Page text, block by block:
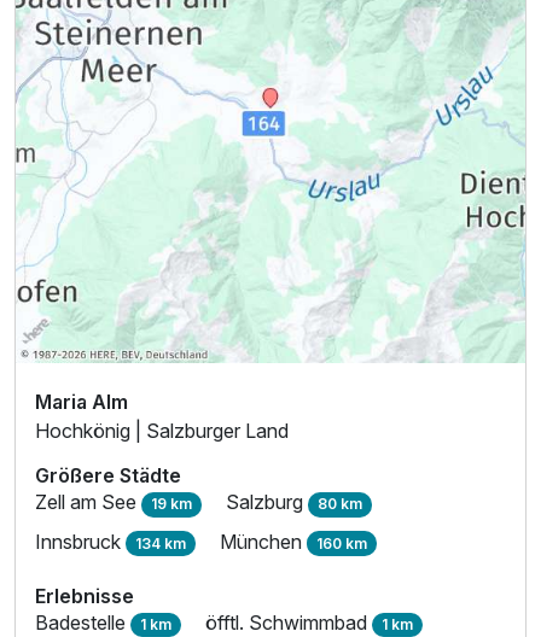
Maria Alm
Hochkönig | Salzburger Land
Größere Städte
Zell am See 19 km Salzburg 80 km
Innsbruck 134 km München 160 km
Erlebnisse
Badestelle 1 km öfftl. Schwimmbad 1 km